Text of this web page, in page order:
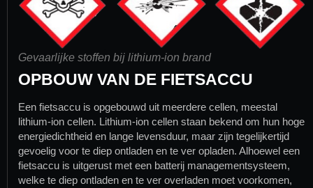
Gevaarlijke stoffen bij lithium-ion brand
OPBOUW VAN DE FIETSACCU
Een fietsaccu is opgebouwd uit meerdere cellen, meestal
lithium-ion cellen. Lithium-ion cellen staan bekend om hun hoge
energiedichtheid en lange levensduur, maar zijn tegelijkertijd
gevoelig voor te diep ontladen en te ver opladen. Alhoewel een
fietsaccu is uitgerust met een batterij managementsysteem,
welke te diep ontladen en te ver overladen moet voorkomen,